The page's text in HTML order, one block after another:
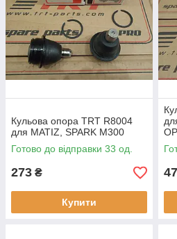
тестової машини.
Використовується якісна фарба
Кульова опора TRT R8004
для MATIZ, SPARK M300
Готово до відправки 33 од.
273 ₴
Купити